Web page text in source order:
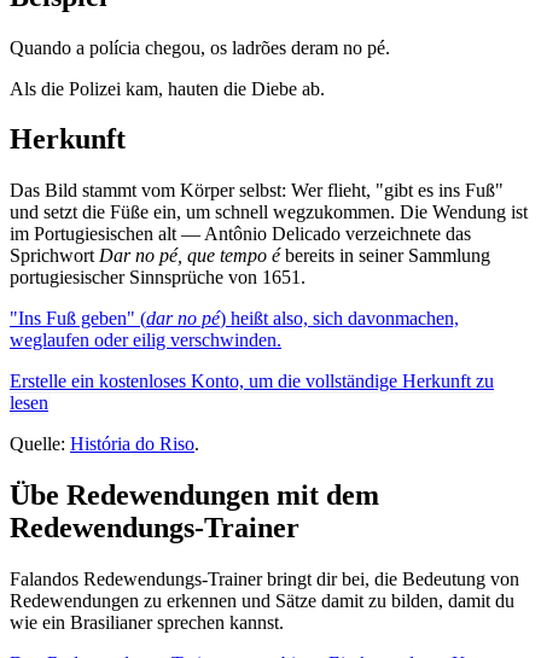
Quando a polícia chegou, os ladrões deram no pé.
Als die Polizei kam, hauten die Diebe ab.
Herkunft
Das Bild stammt vom Körper selbst: Wer flieht, "gibt es ins Fuß"
und setzt die Füße ein, um schnell wegzukommen. Die Wendung ist
im Portugiesischen alt — Antônio Delicado verzeichnete das
Sprichwort Dar no pé, que tempo ébereits in seiner Sammlung
portugiesischer Sinnsprüche von 1651.
"Ins Fuß geben" (dar no pé) heißt also, sich davonmachen,
weglaufen oder eilig verschwinden.
Erstelle ein kostenloses Konto, um die vollständige Herkunft zu
lesen
Quelle: História do Riso.
Übe Redewendungen mit dem
Redewendungs-Trainer
Falandos Redewendungs-Trainer bringt dir bei, die Bedeutung von
Redewendungen zu erkennen und Sätze damit zu bilden, damit du
wie ein Brasilianer sprechen kannst.